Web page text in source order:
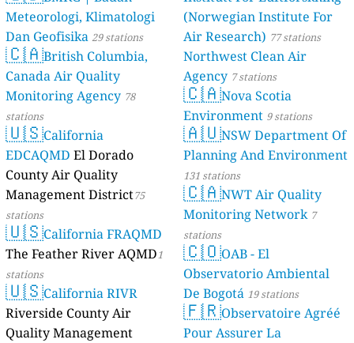
Meteorologi, Klimatologi
Dan Geofisika 29 stations
🇨🇦British Columbia,
Canada Air Quality
Monitoring Agency 78
stations
🇺🇸California
EDCAQMD El Dorado
County Air Quality
Management District75
stations
🇺🇸California FRAQMD
The Feather River AQMD1
stations
🇺🇸California RIVR
Riverside County Air
Quality Management
(Norwegian Institute For
Air Research) 77 stations
Northwest Clean Air
Agency 7 stations
🇨🇦Nova Scotia
Environment 9 stations
🇦🇺NSW Department Of
Planning And Environment
131 stations
🇨🇦NWT Air Quality
Monitoring Network 7
stations
🇨🇴OAB - El
Observatorio Ambiental
De Bogotá 19 stations
🇫🇷Observatoire Agréé
Pour Assurer La